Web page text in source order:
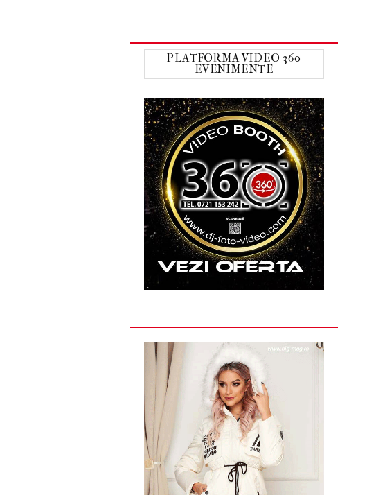
PLATFORMA VIDEO 360
EVENIMENTE